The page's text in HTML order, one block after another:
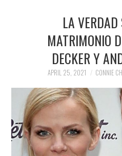
POLITICS
SOCIETY
SPORTS
TECHNOLOGY
LA VERDAD
MATRIMONIO
DECKER Y
APRIL 25, 2021 CONNIE